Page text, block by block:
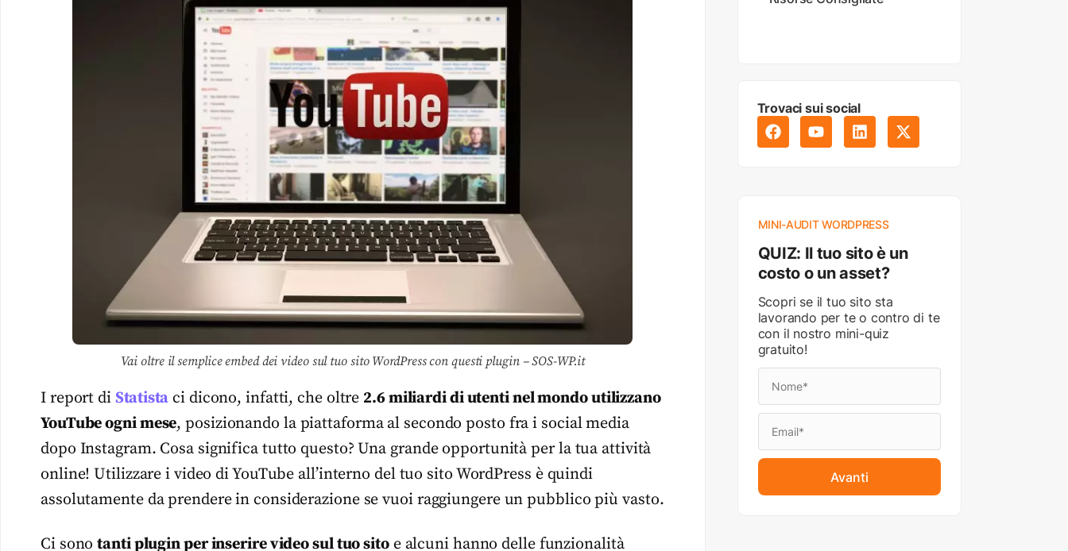
Vai oltre il semplice embed dei video sul tuo sito WordPress con questi plugin – SOS-WP.it
I report di Statista ci dicono, infatti, che oltre 2.6 miliardi di utenti nel mondo utilizzano
YouTube ogni mese, posizionando la piattaforma al secondo posto fra i social media
dopo Instagram. Cosa significa tutto questo? Una grande opportunità per la tua attività
online! Utilizzare i video di YouTube all’interno del tuo sito WordPress è quindi
assolutamente da prendere in considerazione se vuoi raggiungere un pubblico più vasto.
Ci sonotanti plugin per inserire video sul tuo sitoe alcuni hanno delle funzionalità
Trovaci sui social
MINI-AUDIT WORDPRESS
QUIZ: Il tuo sito è un
costo o un asset?
Scopri se il tuo sito sta
lavorando per te o contro di te
con il nostro mini-quiz
gratuito!
Avanti